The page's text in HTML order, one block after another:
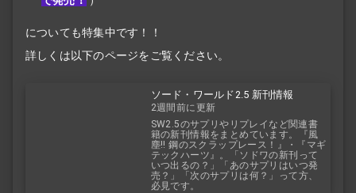
についても特集中です！！
詳しくは以下のページをご覧ください。
ソード・ワールド2.5 新刊情報
2週間前に更新
SW2.5のサプリやリプレイなど関連書
籍の新刊情報をまとめています。『風
塵!! 鋼のスクラップレース！』・『マギ
テックハーツ』。「ソドワの新刊って
いつ出るの？」「あのサプリはいつ発
売？」「次のサプリは何？」って方、
必見です。